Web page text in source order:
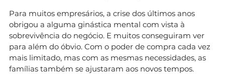
Para muitos empresários, a crise dos últimos anos
obrigou a alguma ginástica mental com vista à
sobrevivência do negócio. E muitos conseguiram ver
para além do óbvio. Com o poder de compra cada vez
mais limitado, mas com as mesmas necessidades, as
famílias também se ajustaram aos novos tempos.